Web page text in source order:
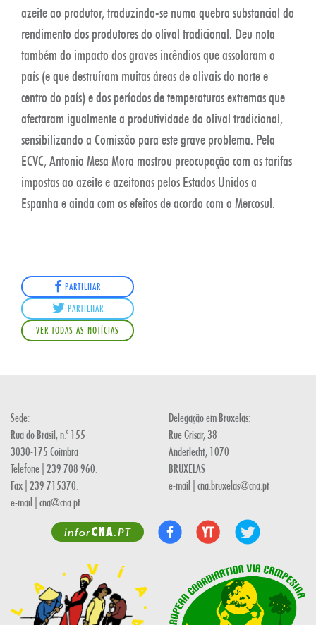
azeite ao produtor, traduzindo-se numa quebra substancial do
rendimento dos produtores do olival tradicional. Deu nota
também do impacto dos graves incêndios que assolaram o
país (e que destruíram muitas áreas de olivais do norte e
centro do país) e dos períodos de temperaturas extremas que
afectaram igualmente a produtividade do olival tradicional,
sensibilizando a Comissão para este grave problema. Pela
ECVC, Antonio Mesa Mora mostrou preocupação com as tarifas
impostas ao azeite e azeitonas pelos Estados Unidos a
Espanha e ainda com os efeitos de acordo com o Mercosul.
PARTILHAR
PARTILHAR
VER TODAS AS NOTÍCIAS
Sede:
Rua do Brasil, n.º 155
3030-175 Coimbra
Telefone | 239 708 960.
Fax | 239 715370.
e-mail | cna@cna.pt
Delegação em Bruxelas:
Rue Grisar, 38
Anderlecht, 1070
BRUXELAS
e-mail | cna.bruxelas@cna.pt
inforCNA.PT